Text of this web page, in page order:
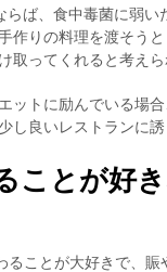
らば、食中毒菌に弱
作りの料理を渡そう
取ってくれると考えら
ットに励んでいる場
し良いレストランに誘
ことが好
ることが大好きで、